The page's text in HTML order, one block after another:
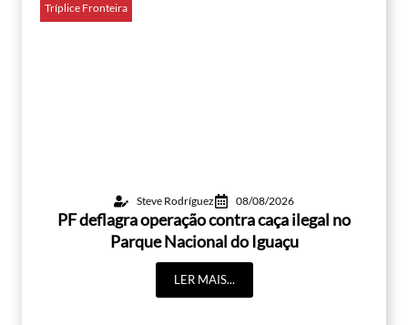
Tríplice Fronteira
Steve Rodríguez 08/08/2026
PF deflagra operação contra caça ilegal no
Parque Nacional do Iguaçu
LER MAIS...